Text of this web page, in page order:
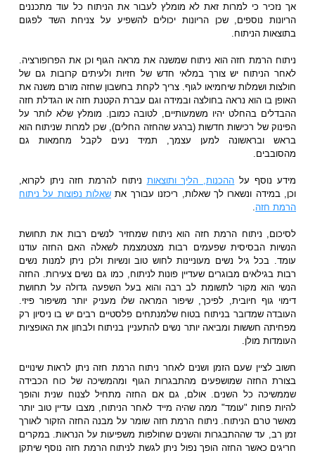
אך נזכיר כי למרות זאת לא מומלץ לעבור את הניתוח כל עוד מתכננים
הריונות נוספים, שכן הריונות יכולים להשפיע על צניחת השד לפגום
בתוצאות הניתוח.
ניתוח הרמת חזה הוא ניתוח שמשנה את מראה הגוף וכן את הפרופורציה.
לאחר הניתוח יש צורך במלאי חדש של חזיות ולעיתים קרובות גם של
חולצות ושמלות שיחמיאו לגוף. צריך לקחת בחשבון שחזה מורם משנה את
האופן בו הוא נראה בחולצה ובמידה וגם עברת הקטנת חזה או הגדלת חזה
ההבדלים בהחלט יהיו משמעותיים, לטובה כמובן. מומלץ שלא לותר על
הפינוק של רכישות חדשות (ברגע שהחזה החלים), שכן למרות שניתוח הוא
בראש ובראשונה למען עצמך, תמיד נעים לקבל מחמאות גם
מהסובבים.
מידע נוסף על ההכנות, הליך ותוצאות ניתוח להרמת חזה ניתן לקרוא,
וכן, במידה ונשארו לך שאלות, ריכזנו עבורך את שאלות נפוצות על ניתוח
הרמת חזה.
לסיכום, ניתוח הרמת חזה הוא ניתוח שמחזיר לנשים רבות את תחושת
הנשיות הבסיסית שפעמים רבות מצטמצמת לשאלה האם החזה עודנו
עומד. בכל גיל נשים מעוניינות לחוש טוב ונשיות ולכן ניתן למנות נשים
רבות בגילאים מבוגרים שעדיין פונות לניתוח, כמו גם נשים צעירות. החזה
הנשי הוא מקור לתשומת לב רבה והוא בעל השפעה גדולה על תחושת
דימוי גוף חיובית, לפיכך, שיפור המראה שלו מעניק יותר משיפור פיזי.
העובדה שמדובר בניתוח בטוח שלמנתחים פלסטיים רבים יש בו ניסיון רק
מפחיתה חששות ומביאה יותר נשים להתעניין בניתוח ולבחון את האופציות
העומדות מולן.
חשוב לציין שעם הזמן ושנים לאחר ניתוח הרמת חזה ניתן לראות שינויים
בצורת החזה שמושפעים מהתבגרות הגוף ומהמשיכה של כוח הכבידה
שממשיכה כל השנים. אולם, גם אם החזה מתחיל לצנוח שנית והופך
להיות פחות "עומד" ממה שהיה מייד לאחר הניתוח, מצבו עדיין טוב יותר
מאשר טרם הניתוח. ניתוח הרמת חזה שומר על מבנה החזה הזקור לאורך
זמן רב, עד שההתבגרות והשנים שחולפות משפיעות על הנראות. במקרים
חריגים כאשר החזה הופך נפול ניתן לגשת לניתוח הרמת חזה נוסף שיתקן